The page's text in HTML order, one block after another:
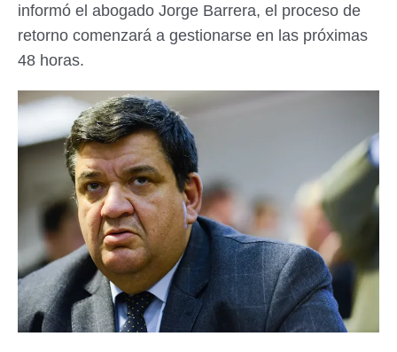
informó el abogado Jorge Barrera, el proceso de
retorno comenzará a gestionarse en las próximas
48 horas.